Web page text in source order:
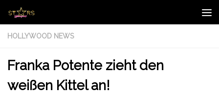
Zum Inhalt springen
HOLLYWOOD NEWS
Franka Potente zieht den
weißen Kittel an!